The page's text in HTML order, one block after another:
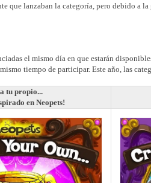
que lanzaban la categoría, pero debido a
el mismo día en que estarán
tiempo de participar. Este año, las
tu propio...
en Neopets!